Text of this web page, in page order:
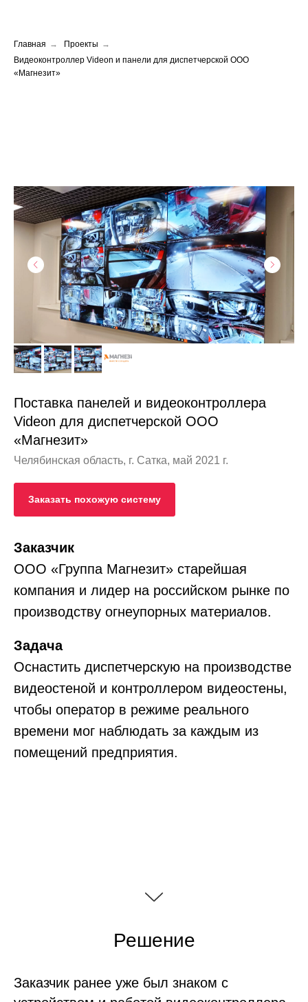
Главная → Проекты →
Видеоконтроллер Videon и панели для диспетчерской ООО
«Магнезит»
Поставка панелей и видеоконтроллера
Videon для диспетчерской ООО
«Магнезит»
Челябинская область, г. Сатка, май 2021 г.
Заказать похожую систему
Заказчик
ООО «Группа Магнезит» старейшая
компания и лидер на российском рынке по
производству огнеупорных материалов.
Задача
Оснастить диспетчерскую на производстве
видеостеной и контроллером видеостены,
чтобы оператор в режиме реального
времени мог наблюдать за каждым из
помещений предприятия.
Решение
Заказчик ранее уже был знаком с